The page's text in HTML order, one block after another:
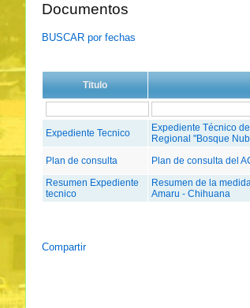
Documentos
BUSCAR por fechas
Titulo
Expediente Tecnico
Expediente Técnico
Regional "Bosque
Plan de consulta Plan de consulta del
Resumen Expediente
tecnico
Resumen de la
Amaru - Chihuana
Compartir